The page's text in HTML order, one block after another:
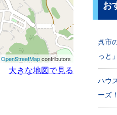
OpenStreetMapcontributors
大きな地図で見る
お
呉市
っと」
ハウ
ーズ！